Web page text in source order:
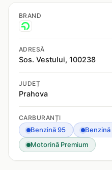
BRAND
ADRESĂ
Sos. Vestului, 100238
JUDEȚ
Prahova
CARBURANȚI
Benzină 95 Benzină
Motorină Premium